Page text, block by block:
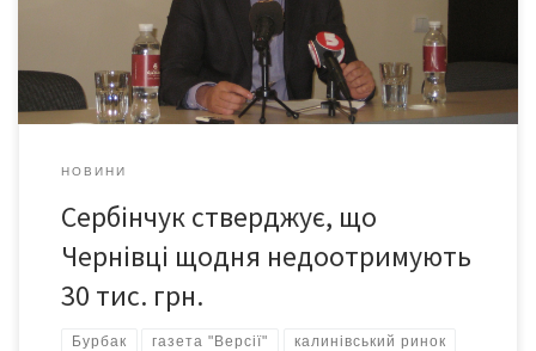
«Калинівським ринком». – За рекомендаціями комісії секретар
Чернівецької міської ради п. Кушнірик розірвав […]
НОВИНИ
Сербінчук стверджує, що
Чернівці щодня недоотримують
30 тис. грн.
Бурбак газета "Версії" калинівський ринок